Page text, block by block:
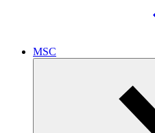
MSC